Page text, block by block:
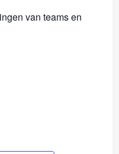
van teams en